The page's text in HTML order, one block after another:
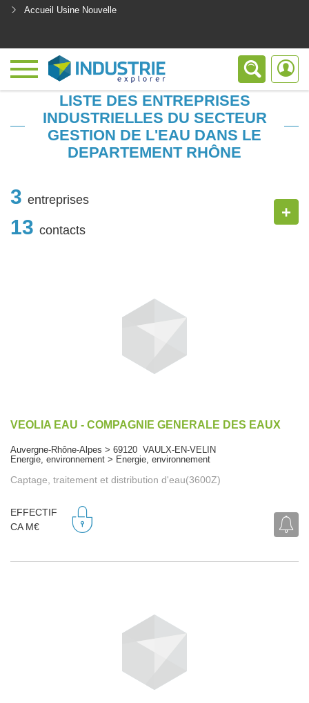
Accueil Usine Nouvelle
LISTE DES ENTREPRISES
INDUSTRIELLES DU SECTEUR
GESTION DE L'EAU DANS LE
DEPARTEMENT RHÔNE
3 entreprises
13 contacts
+
VEOLIA EAU - COMPAGNIE GENERALE DES EAUX
Auvergne-Rhône-Alpes > 69120 VAULX-EN-VELIN
Energie, environnement > Energie, environnement
Captage, traitement et distribution d'eau(3600Z)
EFFECTIF
CA M€